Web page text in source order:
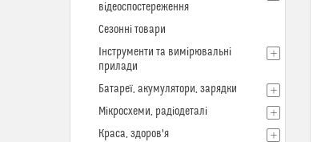
відеоспостереження
Сезонні товари
Інструменти та вимірювальні
прилади
Батареї, акумулятори, зарядки
Мікросхеми, радіодеталі
Краса, здоров'я